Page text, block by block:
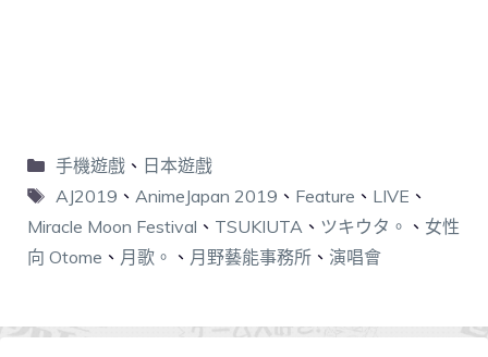
手機遊戲、 日本遊戲
AJ2019 、 AnimeJapan 2019 、 Feature 、 LIVE 、
Miracle Moon Festival 、 TSUKIUTA 、 ツキウタ。 、 女性
向 Otome 、 月歌。 、 月野藝能事務所 、 演唱會